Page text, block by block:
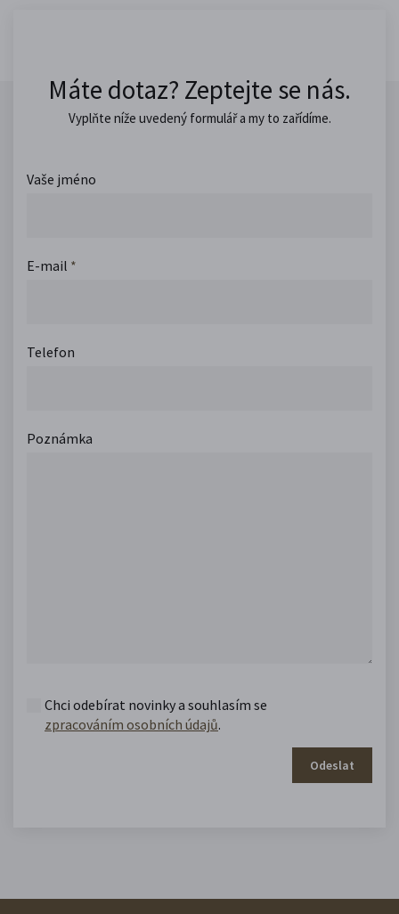
Máte dotaz? Zeptejte se nás.
Vyplňte níže uvedený formulář a my to zařídíme.
Vaše jméno
E-mail *
Telefon
Poznámka
Chci odebírat novinky a souhlasím se
zpracováním osobních údajů.
Odeslat